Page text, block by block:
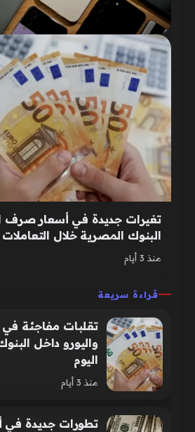
تغيرات جديدة في أسعار صرف
البنوك المصرية خلال التعاملات
منذ 3 أيام
قراءة سريعة
تقلبات مفاجئة في
واليورو داخل
اليوم
منذ 3 أيام
تطورات جديدة